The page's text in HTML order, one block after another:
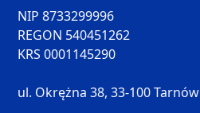
NIP 8733299996
REGON 540451262
KRS 0001145290
ul. Okrężna 38, 33-100 Tarnów